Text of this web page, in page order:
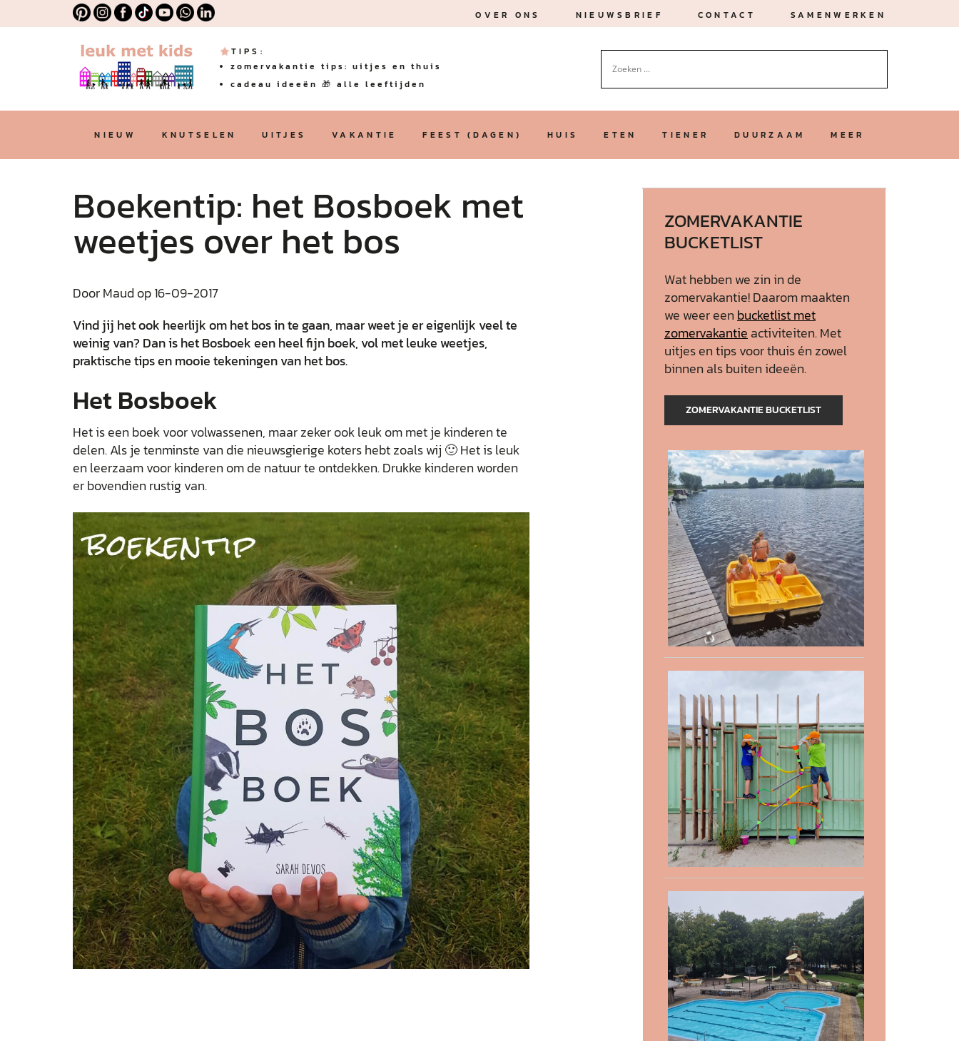
OVER ONS NIEUWSBRIEF CONTACT SAMENWERKEN
TIPS:
zomervakantie tips: uitjes en thuis
cadeau ideeën 🎁 alle leeftijden
NIEUW KNUTSELEN UITJES VAKANTIE FEEST (DAGEN) HUIS ETEN TIENER DUURZAAM MEER
Boekentip: het Bosboek met
weetjes over het bos
Door Maud op 16-09-2017
Vind jij het ook heerlijk om het bos in te gaan, maar weet je er eigenlijk veel te
weinig van? Dan is het Bosboek een heel fijn boek, vol met leuke weetjes,
praktische tips en mooie tekeningen van het bos.
Het Bosboek
Het is een boek voor volwassenen, maar zeker ook leuk om met je kinderen te
delen. Als je tenminste van die nieuwsgierige koters hebt zoals wij 🙂 Het is leuk
en leerzaam voor kinderen om de natuur te ontdekken. Drukke kinderen worden
er bovendien rustig van.
ZOMERVAKANTIE
BUCKETLIST
Wat hebben we zin in de
zomervakantie! Daarom maakten
we weer een bucketlist met
zomervakantie activiteiten. Met
uitjes en tips voor thuis én zowel
binnen als buiten ideeën.
ZOMERVAKANTIE BUCKETLIST